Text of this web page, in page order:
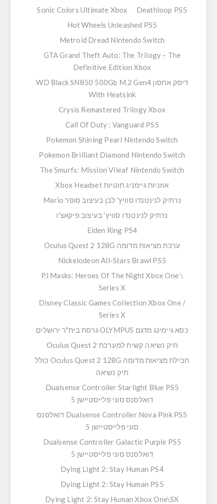
Deathloop PS5
Sonic Colors Ultimate Xbox
Hot Wheels Unleashed PS5
Metroid Dread Nintendo Switch
GTA Grand Theft Auto: The Trilogy – The
Definitive Edition Xbox
דיסק אחסון WD Black SN850 500Gb M.2 Gen4
With Heatsink
Crysis Remastered Trilogy Xbox
Call Of Duty : Vanguard PS5
Pokemon Shining Pearl Nintendo Switch
Pokemon Brilliant Diamond Nintendo Switch
The Smurfs: Mission Vileaf Nintendo Switch
אוזניות גיימניג חוטיות Xbox Headset
נרתיק לנינטנדו סוויץ' לבן בעיצוב סופר Mario
נרתיק לנינטנדו סוויץ' בעיצוב פיקאצ'ו
Elden Ring PS4
ערכת מציאות מדומה Oculus Quest 2 128G
Nickelodeon All-Stars Brawl PS5
PJ Masks: Heroes Of The Night Xbox One \
Series X
Disney Classic Games Collection Xbox One /
Series X
כסא גיימינג מדגם OLYMPUS גרסת בית"ר ירושלים
תיק נשיאה קשיח למערכת Oculus Quest 2
חבילת מציאות מדומה Oculus Quest 2 128G כולל
תיק נשיאה
Dualsense Controller Starlight Blue PS5
דואלסנס סוני פלייסטיישן 5
Dualsense Controller Nova Pink PS5 דואלסנס
סוני פלייסטיישן 5
Dualsense Controller Galactic Purple PS5
דואלסנס סוני פלייסטיישן 5
Dying Light 2: Stay Human PS4
Dying Light 2: Stay Human PS5
Dying Light 2: Stay Human Xbox One\SX